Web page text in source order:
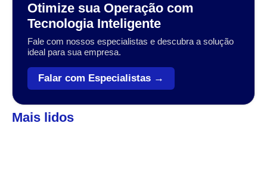
Otimize sua Operação com
Tecnologia Inteligente
Fale com nossos especialistas e descubra a solução
ideal para sua empresa.
Falar com Especialistas →
Mais lidos